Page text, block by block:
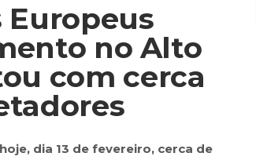
Europeus
no Alto
com cerca
dia 13 de fevereiro, cerca de